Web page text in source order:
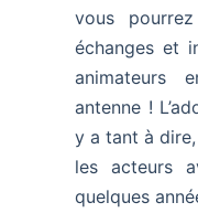
vous
échanges et
animateurs
antenne !
y a tant à
les acteurs
quelques